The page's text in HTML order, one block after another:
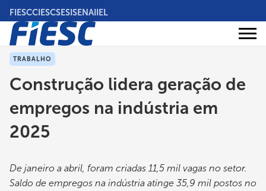
Pular
para
conteúdo
principal
FIESCCIESCSESISENAIIEL
Áreas
TRABALHO
Construção lidera geração de
empregos na indústria em
2025
De janeiro a abril, foram criadas 11,5 mil vagas no setor.
Saldo de empregos na indústria atinge 35,9 mil postos no